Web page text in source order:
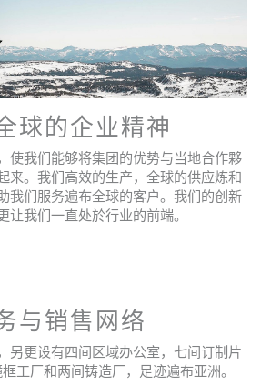
球的企业精神
使我们能够将集团的优势与当地合作夥
来。我们高效的生产，全球的供应炼和
我们服务遍布全球的客户。我们的创新
让我们一直处於行业的前端。
与销售网络
另更设有四间区域办公室，七间订制片
工厂和两间铸造厂，足迹遍布亚洲。